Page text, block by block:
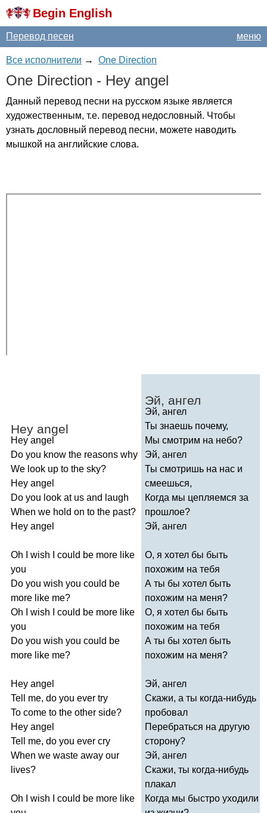
Begin English
меню
Перевод песен
Все исполнители → One Direction
One Direction - Hey angel
Данный перевод песни на русском языке является
художественным, т.е. перевод недословный. Чтобы
узнать дословный перевод песни, можете наводить
мышкой на английские слова.
Hey angel
Hey angel
Do you know the reasons why
We look up to the sky?
Hey angel
Do you look at us and laugh
When we hold on to the past?
Hey angel
Oh wish could be more like
you
Do you wish you could be
more like me?
Oh
wish could be more like
you
Do you wish you could be
more like me?
Hey angel
Tell
me, do you ever try
To come to the other side?
Hey angel
Tell
me, do you ever cry
When we waste away our
lives?
Oh wish could be more like
Эй, ангел
Эй, ангел
Ты знаешь почему,
Мы смотрим на небо?
Эй, ангел
Ты смотришь на нас и
смеешься,
Когда мы цепляемся за
прошлое?
Эй, ангел
О, я хотел бы быть
похожим на тебя
А ты бы хотел быть
похожим на меня?
О, я хотел бы быть
похожим на тебя
А ты бы хотел быть
похожим на меня?
Эй, ангел
Скажи, а ты когда-нибудь
пробовал
Перебраться на другую
сторону?
Эй, ангел
Скажи, ты когда-нибудь
плакал
Когда мы быстро уходили